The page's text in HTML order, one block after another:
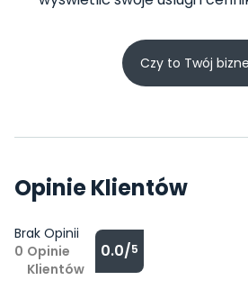
Czy to Twój
Opinie Klientów
Brak Opinii
0 Opinie
Klientów
0.0/5